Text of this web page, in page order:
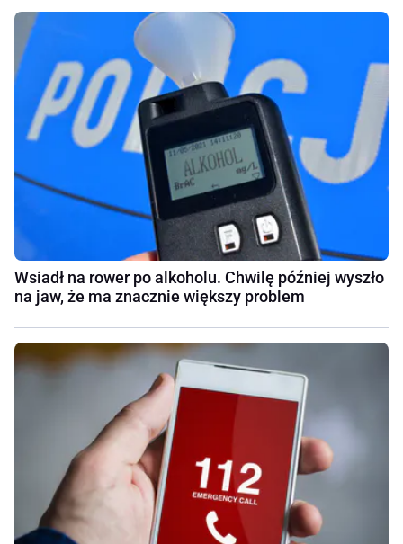
Wsiadł na rower po alkoholu. Chwilę później wyszło
na jaw, że ma znacznie większy problem